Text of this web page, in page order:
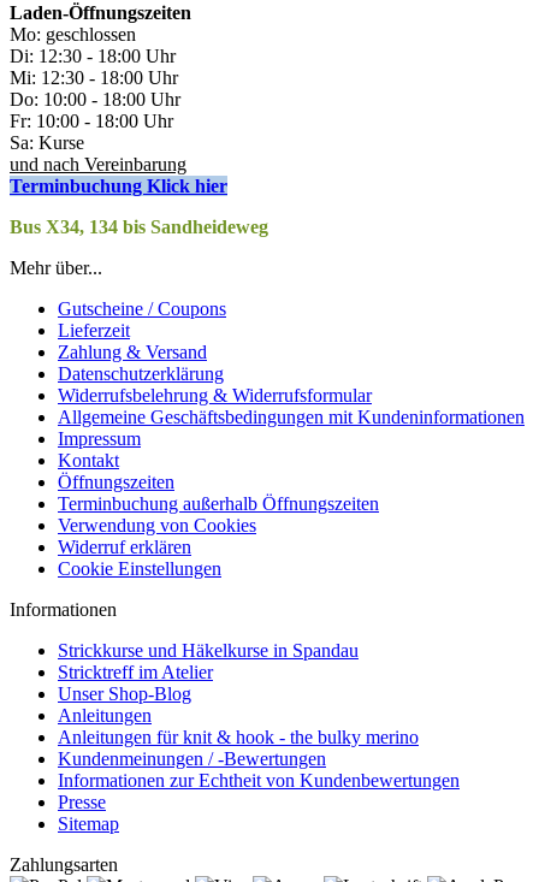
Laden-Öffnungszeiten
Mo: geschlossen
Di: 12:30 - 18:00 Uhr
Mi: 12:30 - 18:00 Uhr
Do: 10:00 - 18:00 Uhr
Fr: 10:00 - 18:00 Uhr
Sa: Kurse
und nach Vereinbarung
Terminbuchung Klick hier
Bus X34, 134 bis Sandheideweg
Mehr über...
Gutscheine / Coupons
Lieferzeit
Zahlung & Versand
Datenschutzerklärung
Widerrufsbelehrung & Widerrufsformular
Allgemeine Geschäftsbedingungen mit Kundeninformationen
Impressum
Kontakt
Öffnungszeiten
Terminbuchung außerhalb Öffnungszeiten
Verwendung von Cookies
Widerruf erklären
Cookie Einstellungen
Informationen
Strickkurse und Häkelkurse in Spandau
Stricktreff im Atelier
Unser Shop-Blog
Anleitungen
Anleitungen für knit & hook - the bulky merino
Kundenmeinungen / -Bewertungen
Informationen zur Echtheit von Kundenbewertungen
Presse
Sitemap
Zahlungsarten